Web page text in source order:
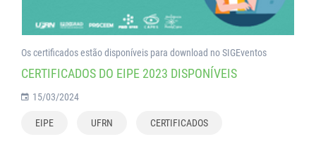
Os certificados estão disponíveis para download no SIGEventos
CERTIFICADOS DO EIPE 2023 DISPONÍVEIS
15/03/2024
EIPE UFRN CERTIFICADOS